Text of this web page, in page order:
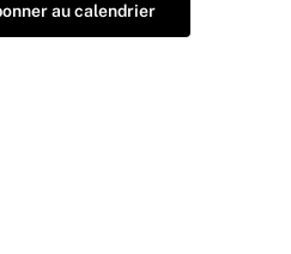
au calendrier